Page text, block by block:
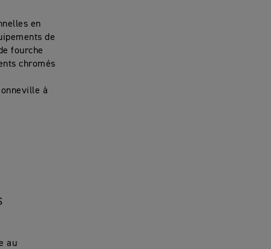
en
de
fourche
chromés
à
au